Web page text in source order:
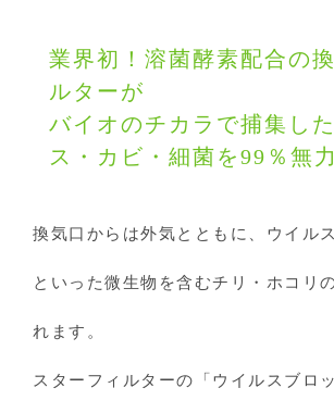
業界初！溶菌酵素配合の
ルターが
バイオのチカラで捕集し
ス・カビ・細菌を99％無
換気口からは外気とともに、ウイル
といった微生物を含むチリ・ホコリ
れます。
スターフィルターの「ウイルスブロ